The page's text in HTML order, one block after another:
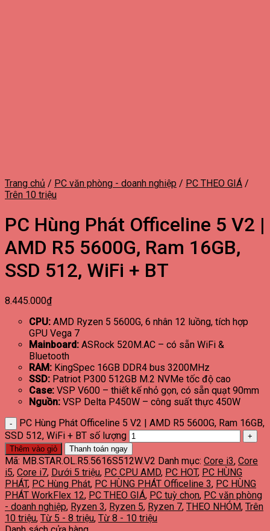
Trang chủ / PC văn phòng - doanh nghiệp / PC THEO GIÁ /
Trên 10 triệu
PC Hùng Phát Officeline 5 V2 |
AMD R5 5600G, Ram 16GB,
SSD 512, WiFi + BT
8.445.000₫
CPU: AMD Ryzen 5 5600G, 6 nhân 12 luồng, tích hợp
GPU Vega 7
Mainboard: ASRock 520M.AC – có sẵn WiFi &
Bluetooth
RAM: KingSpec 16GB DDR4 bus 3200MHz
SSD: Patriot P300 512GB M.2 NVMe tốc độ cao
Case: VSP V600 – thiết kế nhỏ gọn, có sẵn quạt 90mm
Nguồn: VSP Delta P450W – công suất thực 450W
PC Hùng Phát Officeline 5 V2 | AMD R5 5600G, Ram 16GB,
SSD 512, WiFi + BT số lượng
Thêm vào giỏ Thanh toán ngay
Mã: MB.STAR.OL.R5.5616S512W.V2 Danh mục: Core i3, Core
i5, Core i7, Dưới 5 triệu, PC CPU AMD, PC HOT, PC HÙNG
PHÁT, PC Hùng Phát, PC HÙNG PHÁT Officeline 3, PC HÙNG
PHÁT WorkFlex 12, PC THEO GIÁ, PC tuỳ chọn, PC văn phòng
- doanh nghiệp, Ryzen 3, Ryzen 5, Ryzen 7, THEO NHÓM, Trên
10 triệu, Từ 5 - 8 triệu, Từ 8 - 10 triệu